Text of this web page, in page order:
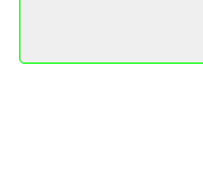
Rozmowa, którą